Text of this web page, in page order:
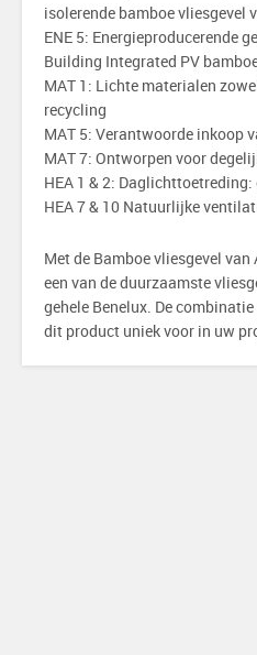
isolerende bamboe vliesgevel
ENE 5: Energieproducerende
Building Integrated PV
MAT 1: Lichte materialen
recycling
MAT 5: Verantwoorde inkoop
MAT 7: Ontworpen voor
HEA 1 & 2:
HEA 7 & 10 Natuurlijke
Met de Bamboe vliesgevel
een van de duurzaamste
gehele Benelux. De
dit product uniek voor in uw